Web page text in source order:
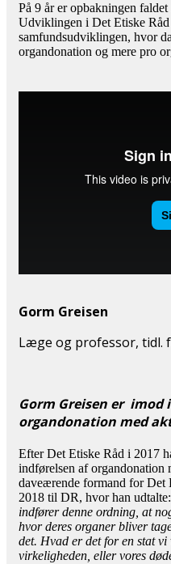
På 9 år er opbakningen
Udviklingen i Det Etiske
samfundsudviklingen, hvor
organdonation og mere pro
Gorm Greisen
Læge og professor, tidl.
Gorm Greisen er imod
organdonation med
Efter Det Etiske Råd i 2017
indførelsen af organdonation
daveærende formand for Det
2018 til DR, hvor han
indfører denne ordning, at
hvor deres organer bliver
det. Hvad er det for en stat
virkeligheden, eller vores